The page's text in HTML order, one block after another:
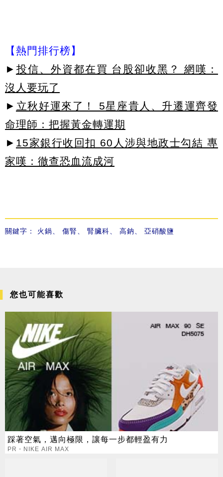
【熱門排行榜】
► 投信、外資都在買 台股卻收黑？ 網嘆：
沒人要玩了
► 立秋好運來了！ 5星座貴人、升遷運齊發
命理師：把握黃金轉運期
► 15家銀行收回扣 60人涉與地政士勾結 專
家嘆：徹查恐血流成河
關鍵字： 火鍋、 傷腎、 腎臟科、 高鈉、 亞硝酸鹽
您也可能喜歡
踩著空氣，邁向極限，讓每一步都輕盈有力
PR・NIKE AIR MAX